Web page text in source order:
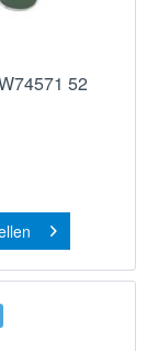
52